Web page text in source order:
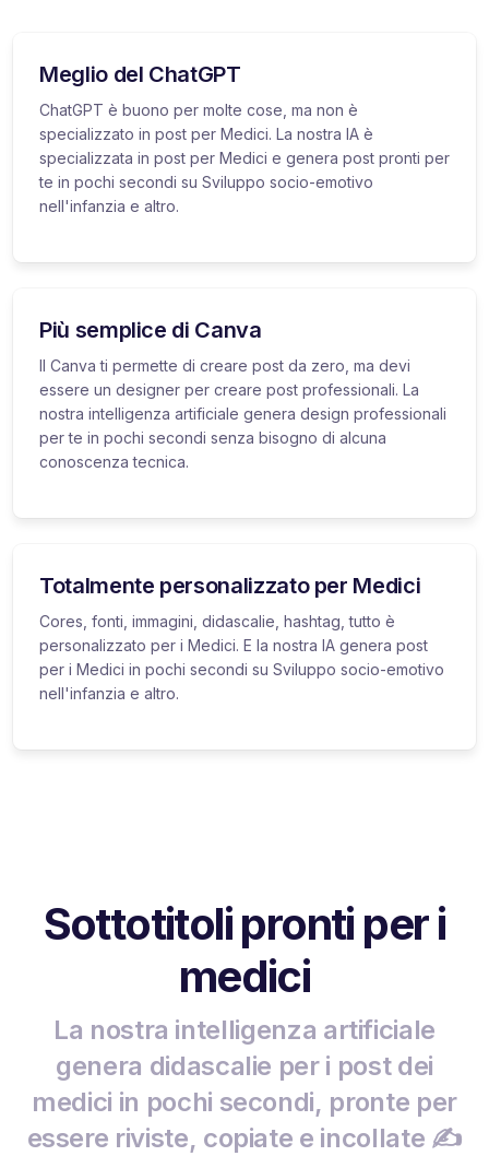
Meglio del ChatGPT
ChatGPT è buono per molte cose, ma non è
specializzato in post per Medici. La nostra IA è
specializzata in post per Medici e genera post pronti per
te in pochi secondi su Sviluppo socio-emotivo
nell'infanzia e altro.
Più semplice di Canva
Il Canva ti permette di creare post da zero, ma devi
essere un designer per creare post professionali. La
nostra intelligenza artificiale genera design professionali
per te in pochi secondi senza bisogno di alcuna
conoscenza tecnica.
Totalmente personalizzato per Medici
Cores, fonti, immagini, didascalie, hashtag, tutto è
personalizzato per i Medici. E la nostra IA genera post
per i Medici in pochi secondi su Sviluppo socio-emotivo
nell'infanzia e altro.
Sottotitoli pronti per i
medici
La nostra intelligenza artificiale
genera didascalie per i post dei
medici in pochi secondi, pronte per
essere riviste, copiate e incollate ✍️